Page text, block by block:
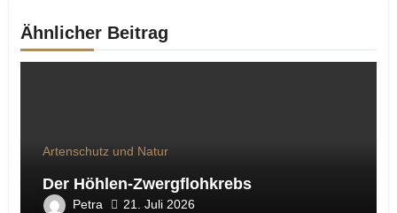
Ähnlicher Beitrag
Artenschutz und Natur
Der Höhlen-Zwergflohkrebs
Petra 21. Juli 2026